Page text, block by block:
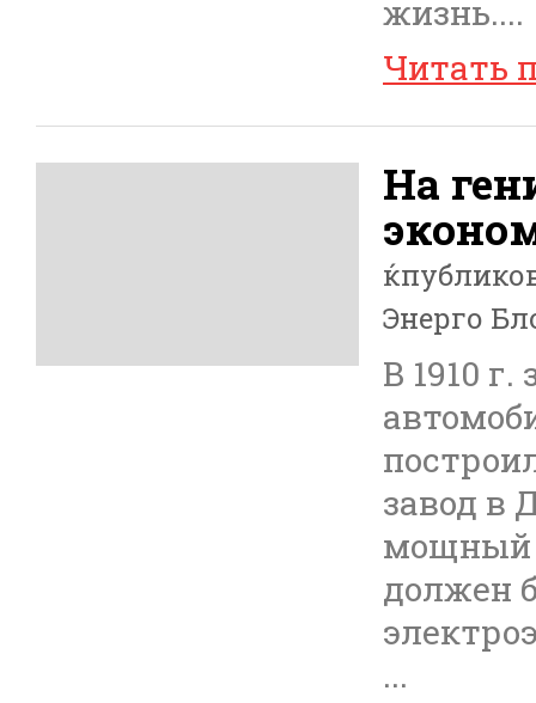
жизнь....
Читать
На
Энерго
В 1910
завод в
мощный
должен
...